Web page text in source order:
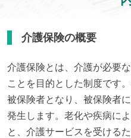
介護保険の概要
介護保険とは、介護が必要
ことを目的とした制度です
被保険者となり、被保険者
発生します。老化や疾病に
と、介護サービスを受ける